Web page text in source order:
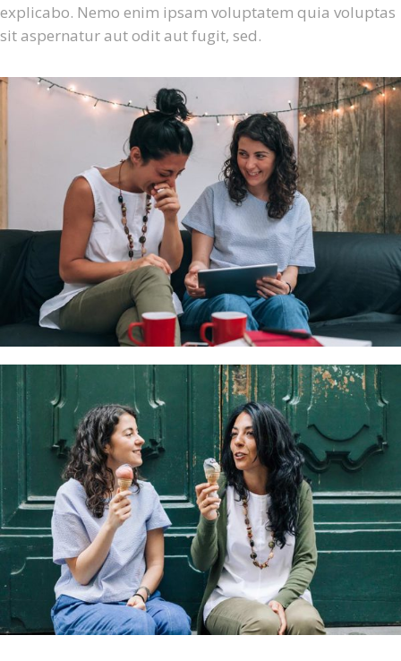
explicabo. Nemo enim ipsam voluptatem quia voluptas
sit aspernatur aut odit aut fugit, sed.